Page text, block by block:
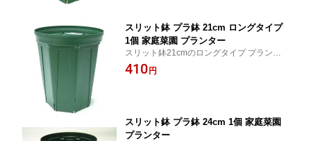
スリット鉢 プラ鉢 21cm ロングタイプ
1個 家庭菜園 プランター
スリット鉢21cmのロングタイプ プランタ
ー
410 円
スリット鉢 プラ鉢 24cm 1個 家庭菜園
プランター